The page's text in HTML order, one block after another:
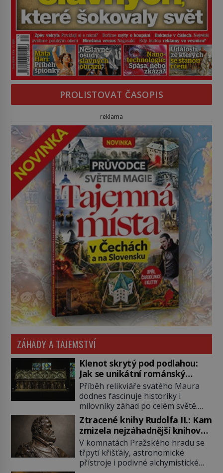
PROLISTOVAT ČASOPIS
reklama
ZÁHADY A TAJEMSTVÍ
Klenot skrytý pod podlahou:
Jak se unikátní románský
poklad dostal do zapadlého
Bečova?
Příběh relikviáře svatého Maura
dodnes fascinuje historiky i
milovníky záhad po celém světě.
Tato románská zlatnická památka
ze 13. století je po českých
korunovačních klenotech druhým
nejcennějším movitým majetkem v
České republice. Přestože byl
klenot v roce 1985 po dramatickém
Ztracené knihy Rudolfa II.: Kam
zmizela nejzáhadnější knihovna
Evropy?
V komnatách Pražského hradu se
třpytí křišťály, astronomické
přístroje i podivné alchymistické